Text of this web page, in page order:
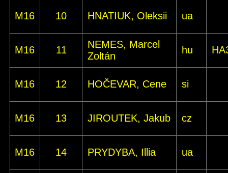
M16 10 HNATIUK, Oleksii ua
M16 11
NEMES, Marcel
Zoltán
hu
M16 12 HOČEVAR, Cene si
M16 13 JIROUTEK, Jakub cz
M16 14 PRYDYBA, Illia ua